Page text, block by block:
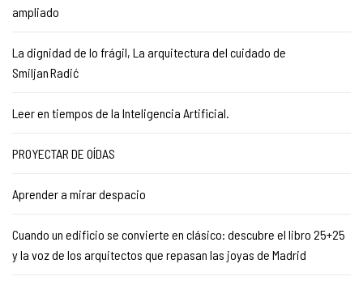
ampliado
La dignidad de lo frágil, La arquitectura del cuidado de
Smiljan Radić
Leer en tiempos de la Inteligencia Artificial.
PROYECTAR DE OÍDAS
Aprender a mirar despacio
Cuando un edificio se convierte en clásico: descubre el libro 25+25
y la voz de los arquitectos que repasan las joyas de Madrid